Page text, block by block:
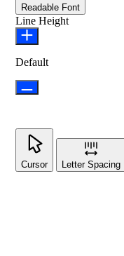
Readable Font
Line Height
Default
Cursor Letter Spacing